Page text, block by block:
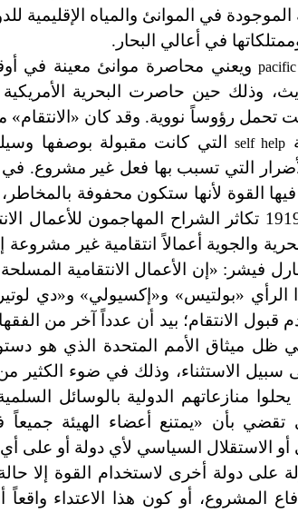
في الموانئ والمياه الإقليمية
في أعالي البحار.
ويعني محاصرة موانئ معينة في
تحمل رؤوساً نووية. وقد كان
self help
التي كانت مقبولة بوصفها
الأضرار التي تسبب بها فعل غير
القوة لأنها ستكون محفوفة
والجوية أعمالاً انتقامية غير
الرأي «بولتيس» و«إكسيولي» و«دي
قبول الانتقام؛ بيد أن عدداً آخر من
ظل ميثاق الأمم المتحدة الذي هو
منازعاتهم الدولية بالوسائل
للخطر» والمادة 2/4 التي تقضي بأن «يمتنع أعضاء
أو الاستقلال السياسي لأي دولة أو على
على دولة أخرى لاستخدام القوة إلا
المشروع، أو كون هذا الاعتداء